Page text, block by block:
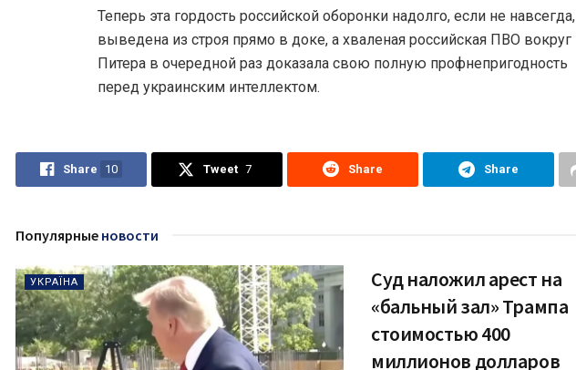
Теперь эта гордость российской оборонки надолго, если не навсегда,
выведена из строя прямо в доке, а хваленая российская ПВО вокруг
Питера в очередной раз доказала свою полную профнепригодность
перед украинским интеллектом.
Share 10 Tweet 7 Share Share
Популярные новости
УКРАЇНА
Суд наложил арест на
«бальный зал» Трампа
стоимостью 400
миллионов долларов